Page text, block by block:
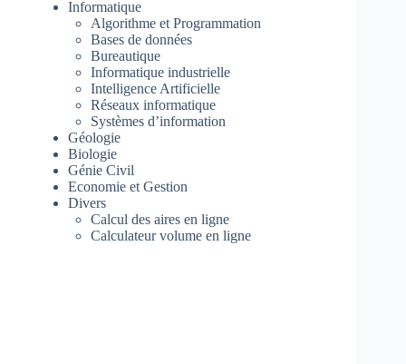
Informatique
Algorithme et Programmation
Bases de données
Bureautique
Informatique industrielle
Intelligence Artificielle
Réseaux informatique
Systèmes d’information
Géologie
Biologie
Génie Civil
Economie et Gestion
Divers
Calcul des aires en ligne
Calculateur volume en ligne